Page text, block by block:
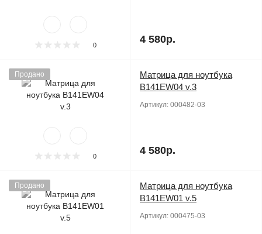
0 4 580р.
Продано
0
Матрица для ноутбука
B141EW04 v.3
Артикул: 000482-03
4 580р.
Продано
Матрица для ноутбука
B141EW01 v.5
Артикул: 000475-03